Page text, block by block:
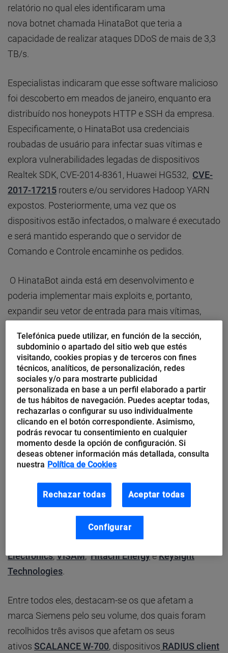
relatório no qual eles identificaram uma
nova botnet chamada HinataBot que teria a
capacidade de realizar ataques DDoS de mais de 3,3
TB/s.
Especialistas indicaram que esse software malicioso
foi descoberto em meados de janeiro, enquanto era
distribuído nos honeypots HTTP e SSH da empresa.
Especificamente, o HinataBot usa credenciais
roubadas de usuário para infectar suas vítimas e
explora vulnerabilidades legadas de dispositivos
Realtek SDK, CVE-2014-8361, Huawei HG532, CVE-
2017-17215 routers e/ou servidores Hadoop YARN
expostos. Posteriormente, uma vez que os
dispositivos estão infectados, o malware é executado
e será mantido esperando que o servidor de
Comando e Controle encaminhe os pedidos.
O HinataBot ainda está em desenvolvimento e
poderia implementar mais exploits e, portanto,
expandir seu vetor de entrada para mais vítimas,
ataques com maior impacto.
Ler mais→
* * *
CISA emite oito avisos de segurança
sobre sistemas de controle industrial
Recentemente, aCISApublicou oito avisos de
em sistemas de controle industrial. Em relação a
essas novas vulnerabilidades, deve-se notar que elas
afetam vários produtos de diferentes empresas,
Rockwell Automation
Electronics,VISAM,Hitachi EnergyeKeysight
Technologies.
Entre todos eles, destacam-se os que afetam a
marca Siemens pelo seu volume, dos quais foram
recolhidos três avisos que afetam os seus
ativos SCALANCE W-700, dispositivos RADIUS client
Telefónica puede utilizar, en función de la sección,
subdominio o apartado del sitio web que estés
visitando, cookies propias y de terceros con fines
técnicos, analíticos, de personalización, redes
sociales y/o para mostrarte publicidad
personalizada en base a un perfil elaborado a partir
de tus hábitos de navegación. Puedes aceptar todas,
rechazarlas o configurar su uso individualmente
clicando en el botón correspondiente. Asimismo,
podrás revocar tu consentimiento en cualquier
momento desde la opción de configuración. Si
deseas obtener información más detallada, consulta
nuestra Política de Cookies
Rechazar todas Aceptar todas
Configurar